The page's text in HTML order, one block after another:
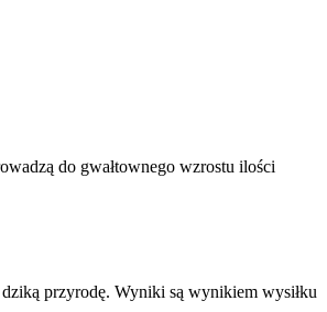
do gwałtownego wzrostu ilości
dziką przyrodę. Wyniki są wynikiem wysiłku